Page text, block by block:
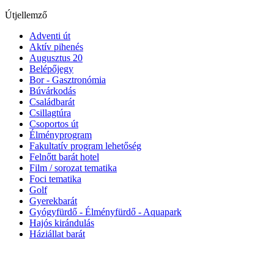
Útjellemző
Adventi út
Aktív pihenés
Augusztus 20
Belépőjegy
Bor - Gasztronómia
Búvárkodás
Családbarát
Csillagtúra
Csoportos út
Élményprogram
Fakultatív program lehetőség
Felnőtt barát hotel
Film / sorozat tematika
Foci tematika
Golf
Gyerekbarát
Gyógyfürdő - Élményfürdő - Aquapark
Hajós kirándulás
Háziállat barát